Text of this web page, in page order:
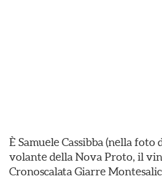
È Samuele Cassibba (nella foto
volante della Nova Proto, il
Cronoscalata Giarre